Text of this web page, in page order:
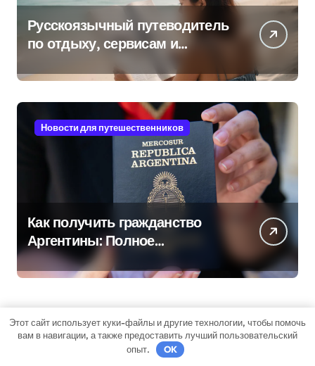
Русскоязычный путеводитель
по отдыху, сервисам и
Восточной Азии
Новости для путешественников
Как получить гражданство
Аргентины: Полное
руководство
Этот сайт использует куки-файлы и другие технологии, чтобы помочь
вам в навигации, а также предоставить лучший пользовательский
опыт.
OK